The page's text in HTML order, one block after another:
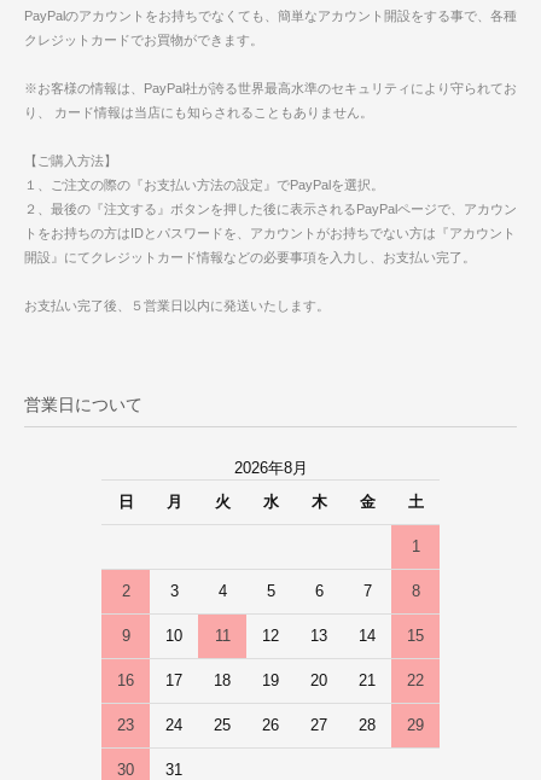
PayPalのアカウントをお持ちでなくても、簡単なアカウント開設をする事で、各種
クレジットカードでお買物ができます。
※お客様の情報は、PayPal社が誇る世界最高水準のセキュリティにより守られてお
り、 カード情報は当店にも知らされることもありません。
【ご購入方法】
１、ご注文の際の『お支払い方法の設定』でPayPalを選択。
２、最後の『注文する』ボタンを押した後に表示されるPayPalページで、アカウン
トをお持ちの方はIDとパスワードを、アカウントがお持ちでない方は『アカウント
開設』にてクレジットカード情報などの必要事項を入力し、お支払い完了。
お支払い完了後、５営業日以内に発送いたします。
営業日について
2026年8月
日
月 火 水 木 金 土
1
2 3 4 5 6 7 8
9 10 11 12 13 14 15
16 17 18 19 20 21 22
23 24 25 26 27 28 29
30 31